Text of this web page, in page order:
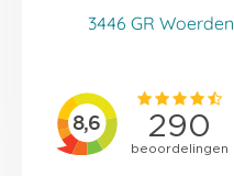
3446 GR Woerden